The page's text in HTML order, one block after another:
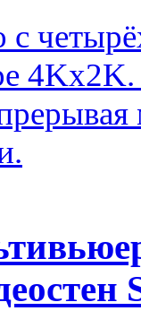
с
4Kx2K.